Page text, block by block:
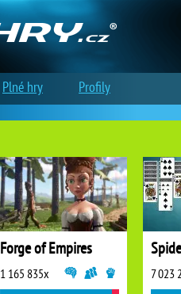
Forge of Empires
1 165 835x 7 023
Plné hry Profily